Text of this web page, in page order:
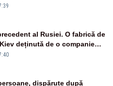
nopțile devin tropicale
al Rusiei. O fabrică de
deținută de o companie
distrusă de o rachetă
dispărute după